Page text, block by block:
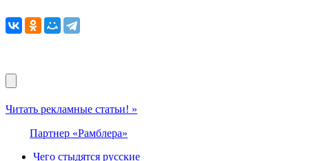
Читать рекламные статьи! »
Партнер «Рамблера»
Чего стыдятся русские